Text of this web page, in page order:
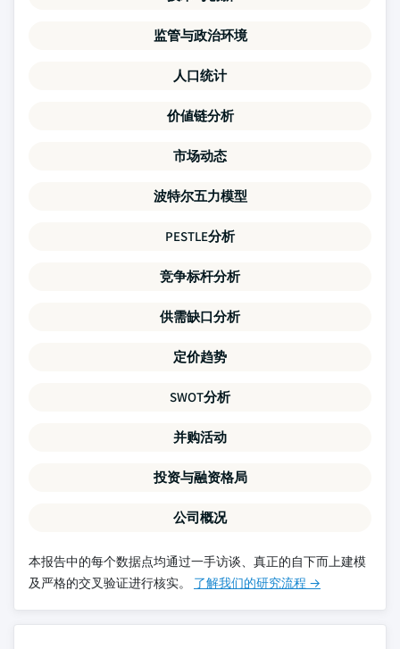
监管与政治环境
人口统计
价値链分析
市场动态
波特尔五力模型
PESTLE分析
竞争标杆分析
供需缺口分析
定价趋势
SWOT分析
并购活动
投资与融资格局
公司概况
本报告中的每个数据点均通过一手访谈、真正的自下而上建模
及严格的交叉验证进行核实。 了解我们的研究流程 →